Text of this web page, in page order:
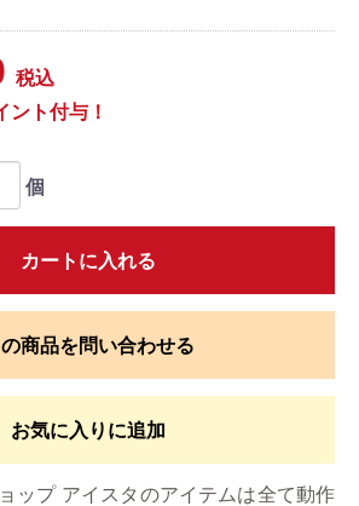
税込
ト付与！
個
カートに入れる
商品を問い合わせる
お気に入りに追加
ップ アイスタのアイテムは全て動作